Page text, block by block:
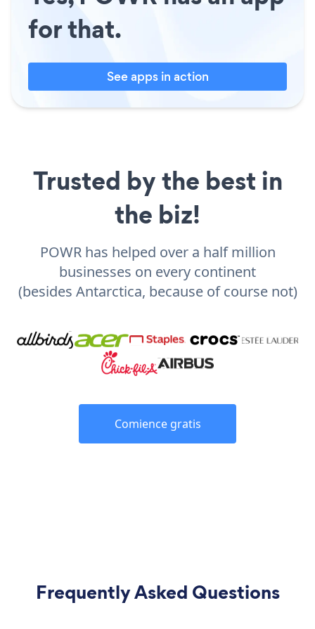
for that.
See apps in action
Trusted by the best in
the biz!
POWR has helped over a half million
businesses on every continent
(besides Antarctica, because of course not)
Comience gratis
Frequently Asked Questions